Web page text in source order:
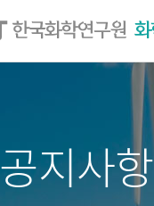
공지사항